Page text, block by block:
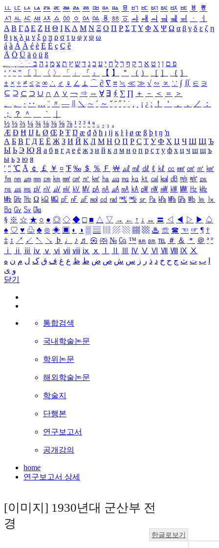
ㅥ ㅦ ㅧ ㅨ ㅩ ㅪ ㅫ ㅬ ㅭ ㅮ ㅯ ㅰ ㅱ ㅲ ㅳ ㅴ ㅵ ㅶ ㅷ ㅸ
ㅹ
ㅺ ㅻ ㅼ ㅽ ㅾ ㅿ ㆀ ㆁ ㆂ ㆃ ㆄ ㆅ ㆆ ㆇ ㆈ ㆉ ㆊ ㆋ ㆌ ㆍ
ㆎ
Α Β ΓΔ Ε Ζ Η Θ Ι ΚΛ Μ Ν Ξ Ο Π Ρ Σ ΤΥ Φ Χ Ψ Ω α β γ δ ε ζ η
θ ι κ λ μ ν ξ ο π ρ σ τ υ φ χ ψ ω
á à Á À é è É È ç Ç ê
Ä Ö Ü ä ö ü ß
ִֶֹ ֻּ ׁׂ פ ם ן ו ט א ר ק ף ך ל ח י ע כ ג ד ש ץ ת צ מ נ ה ב
‘ ’ “ ” 〔 〕 〈 〉 「 」 『 』 【 】 ＂ （ ） ［ ］ ｛ ｝
± × ÷ ≠ ≤ ≥ ∞ ∴ ♂ ♀ ∠ ⊥ ⌒ ∂ ∇ ≡ ≒ ≪ ≫ √ ∽ ∝ ∵ ∫ ∬ ∈ ∋
⊆ ⊇ ⊂ ⊃ ∪ ∩ ∧ ∨ ￢ ⇒ ⇔ ∀ ∃ ∮ ∑ ∏ ＋ － ＜ ＝
＞
、
。 · ‥ … ¨ 〃 ― ＼ ∼ ´ ～ ˇ ˘ ˝ ˚ ˙ ¸ ¡ ¿ ː ！ ＇ ， ． ／
：
；
？ ＾ ｀
½ ⅓ ⅔ ¼ ¾ ⅛ ⅜ ⅝ ⅞ ¹ ² ³ ⁴ ⁿ ₁ ₂ ₃ ₄
Æ Ð Ħ Ĳ Ł Ø Œ Þ Ŧ Ŋ æ đ ð ħ ı ĳ ĸ ŀ ł ø œ ß þ ŧ ŋ ŉ
А Б В Г Д Е Ё Ж З И Й К Л М Н О П Р С Т У Ф Х Ц Ч Ш Щ Ъ
Ы Ь Э Ю Я а б в г д е ё ж з и й к л м н о п р с т у ф х ц ч ш щ ъ
ы ь э ю я
′ ″ ℃ Å ￠ ￡ ￥ ¤ ℉ ‰ ＄ ％ Ｆ ￦ ㎕ ㎖ ㎗ ℓ ㎘ ㏄ ㎣ ㎤ ㎥ ㎦
㎙ ㎚ ㎛ ㎜ ㎝ ㎞ ㎟ ㎠ ㎡ ㎢ ㏊ ㎍ ㎎ ㎏ ㏏ ㎈ ㎉ ㏈ ㎧ ㎨ ㎰
㎱ ㎲ ㎳ ㎴ ㎵ ㎶ ㎷ ㎸ ㎹ ㎀ ㎁ ㎂ ㎃ ㎄ ㎺ ㎻ ㎽ ㎾ ㎿ ㎐ ㎑
㎒ ㎓ ㎔ Ω ㏀ ㏁ ㎊ ㎋ ㎌ ㏖ ㏅ ㎭ ㎮ ㎯ ㏛ ㎩ ㎪ ㎫ ㎬ ㏝ ㏐
㏓
㏃ ㏉ ㏜ ㏆
§ ※ ☆ ★ ○ ● ◎ ◇ ◆ □ ■ △ ▽ → ← ↑ ↓ ↔ 〓 ◁ ◀ ▷ ▶ ♤
♠ ♡ ♥ ♧ ♣ ⊙ ◈ ▣ ◐ ◑ ▒ ▤ ▨ ▧ ▦ ▩ ♨ ☏ ☎ ☜ ☞ ¶ †
‡ ↕ ↗ ↙ ↖ ↘ ♭ ♩ ♪ ♬ ㉿ ㈜ № ㏇ ™ ㏂ ㏘ ℡ ＃ ＆ ＊ ＠ ª º
ⅰ
ⅱ ⅲ ⅳ ⅴ ⅵ ⅶ ⅷ ⅸ ⅹ Ⅳ Ⅴ Ⅵ Ⅶ Ⅷ Ⅸ Ⅹ
ب ت ث ج ح خ د ذ ر ز س ش ص ض ط ظ ع غ ف ق ک ل م ن ه
و ی
닫기
통합검색
국내학술논문
학위논문
해외학술논문
학술지
단행본
연구보고서
공개강의
home
연구보고서 상세
[이미지] 1930년대 군산부 전
경
한글로보기